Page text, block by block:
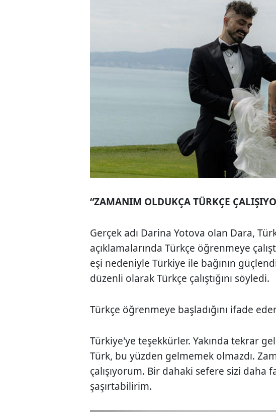
“ZAMANIM OLDUKÇA TÜRKÇE
Gerçek adı Darina Yotova olan Dara,
açıklamalarında Türkçe öğrenmeye
eşi nedeniyle Türkiye ile bağının
düzenli olarak Türkçe çalıştığını söyledi.
Türkçe öğrenmeye başladığını ifade
Türkiye'ye teşekkürler. Yakında tekrar
Türk, bu yüzden gelmemek olmazdı.
çalışıyorum. Bir dahaki sefere sizi daha
şaşırtabilirim.